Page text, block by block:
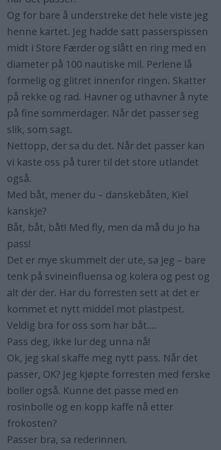
Og for bare å understreke det hele viste jeg
henne kartet. Jeg hadde satt passerspissen
midt i Store Færder og slått en ring med en
diameter på 100 nautiske mil. Perlene lå
formelig og glitret innenfor ringen. Skatter
på rekke og rad. Havner og uthavner å nyte
på fine sommerdager. Når det passer seg
slik, som sagt.
Nettopp, der sa du det. Når det passer kan
vi kaste oss på turer til det store utlandet
også.
Med båt, mener du – danskebåten, Kiel
kanskje?
Båt, båt, båt! Med fly, men da må du jo ha
pass!
Det er mye skummelt der ute, sa jeg – bare
tenk på svineinfluensa og kolera og pest og
alt der der. Har du forresten sett at det er
kommet et nytt middel mot plastpest.
Veldig bra for oss som har båt....
Pass deg, ikke lur deg unna nå!
Ok, jeg skal skaffe meg nytt pass. Når det
passer, OK? Jeg kjøpte forresten med ferske
boller også. Kunne det passe med en
rosinbolle og en kopp kaffe nå etter
frokosten?
Passer bra, sa rederinnen.